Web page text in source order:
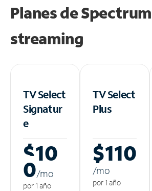
Planes de
streaming
TV Select
Signatur
e
$10
0/mo
por 1 año
TV Select
Plus
$110
/mo
por 1 año